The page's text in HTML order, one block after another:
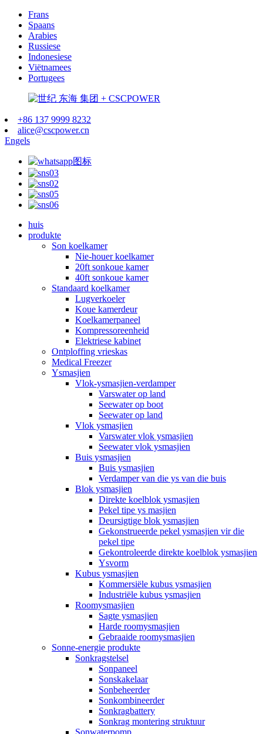
Frans
Spaans
Arabies
Russiese
Indonesiese
Viëtnamees
Portugees
+86 137 9999 8232
alice@cscpower.cn
Engels
huis
produkte
Son koelkamer
Nie-houer koelkamer
20ft sonkoue kamer
40ft sonkoue kamer
Standaard koelkamer
Lugverkoeler
Koue kamerdeur
Koelkamerpaneel
Kompressoreenheid
Elektriese kabinet
Ontploffing vrieskas
Medical Freezer
Ysmasjien
Vlok-ysmasjien-verdamper
Varswater op land
Seewater op boot
Seewater op land
Vlok ysmasjien
Varswater vlok ysmasjien
Seewater vlok ysmasjien
Buis ysmasjien
Buis ysmasjien
Verdamper van die ys van die buis
Blok ysmasjien
Direkte koelblok ysmasjien
Pekel tipe ys masjien
Deursigtige blok ysmasjien
Gekonstrueerde pekel ysmasjien vir die
pekel tipe
Gekontroleerde direkte koelblok ysmasjien
Ysvorm
Kubus ysmasjien
Kommersiële kubus ysmasjien
Industriële kubus ysmasjien
Roomysmasjien
Sagte ysmasjien
Harde roomysmasjien
Gebraaide roomysmasjien
Sonne-energie produkte
Sonkragstelsel
Sonpaneel
Sonskakelaar
Sonbeheerder
Sonkombineerder
Sonkragbattery
Sonkrag montering struktuur
Sonwaterpomp